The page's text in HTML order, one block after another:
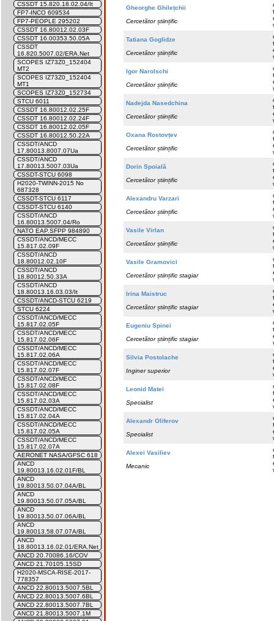
CSSDT 15.820.18.02.04/It
FP7-INCO 609534
FP7-PEOPLE 295202
CSSDT 16.80012.02.03F
CSSDT 16.00353.50.05A
CSSDT
16.820.5007.02/ERA.Net
SCOPES IZ73Z0_152404
MT2
SCOPES IZ73Z0_152404
MT1
SCOPES IZ73Z0_152734
STCU 6011
CSSDT 16.80012.02.25F
CSSDT 16.80012.02.24F
CSSDT 16.80012.02.05F
CSSDT 16.80012.50.22A
CSSDT/ANCD
17.80013.8007.07Ua
CSSDT/ANCD
17.80013.5007.03Ua
CSSDT-STCU 6098
H2020-TWINN-2015 No
687328
CSSDT-STCU 6117
CSSDT-STCU 6140
CSSDT/ANCD
16.80013.5007.04/Ro
NATO EAP.SFPP 984890
CSSDT/ANCD/MECC
15.817.02.09F
CSSDT/ANCD
18.80012.02.10F
CSSDT/ANCD
18.80012.50.33A
CSSDT/ANCD
18.80013.16.03.03/It
CSSDT/ANCD-STCU 6219
STCU 6224
CSSDT/ANCD/MECC
15.817.02.05F
CSSDT/ANCD/MECC
15.817.02.06F
CSSDT/ANCD/MECC
15.817.02.06A
CSSDT/ANCD/MECC
15.817.02.07F
CSSDT/ANCD/MECC
15.817.02.08F
CSSDT/ANCD/MECC
15.817.02.03A
CSSDT/ANCD/MECC
15.817.02.04A
CSSDT/ANCD/MECC
15.817.02.05A
CSSDT/ANCD/MECC
15.817.02.07A
AERONET NASA/GFSC 618
ANCD
19.80013.16.02.01F/BL
ANCD
19.80013.50.07.04A/BL
ANCD
19.80013.50.07.05A/BL
ANCD
19.80013.50.07.06A/BL
ANCD
19.80013.58.07.07A/BL
ANCD
18.80013.16.02.01/ERA.Net
ANCD 20.70086.16/COV
ANCD 21.70105.15SD
H2020-MSCA-RISE-2017-
778357
ANCD 22.80013.5007.5BL
ANCD 22.80013.5007.6BL
ANCD 22.80013.5007.7BL
ANCD 21.80013.5007.1M
Gheorghe Ghilețchii
Cercetător științific
Tatiana Goglidze
Cercetător științific
Igor Narolschi
Cercetător științific
Nadejda Nasedchina
Cercetător științific
Oxana Rostovțev
Cercetător științific
Dorin Spoială
Cercetător științific
Alexandru Varzari
Cercetător științific
Vasile Virlan
Cercetător științific
Vasile Gramovici
Cercetător științific stagiar
Irina Maistruc
Cercetător științific stagiar
Eugeniu Spinei
Cercetător științific stagiar
Silvia Postolache
Inginer superior
Leonid Matei
Specialist
Alexandr Oliferov
Specialist
Alexei Vasiliev
Mecanic